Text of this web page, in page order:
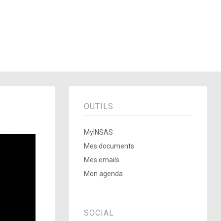
OUTILS
MyINSAS
Mes documents
Mes emails
Mon agenda
SOCIAL